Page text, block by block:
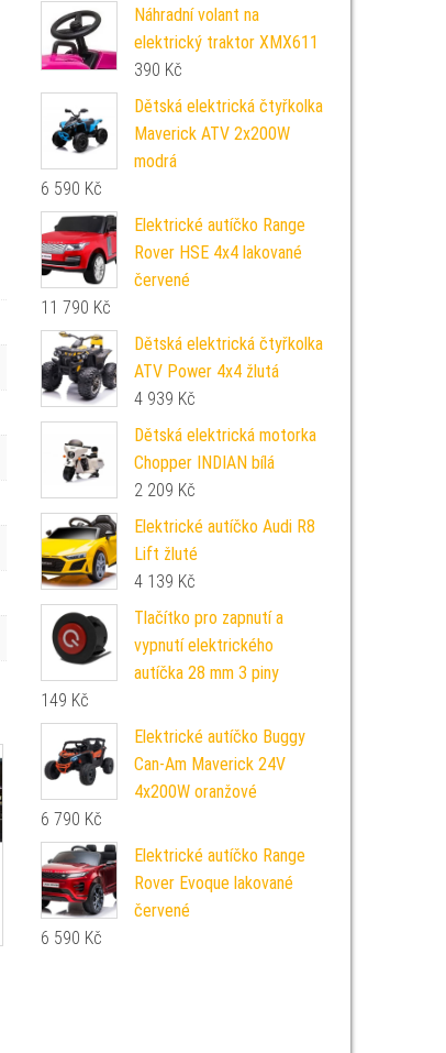
Náhradní volant na
elektrický traktor XMX611
390 Kč
Dětská elektrická čtyřkolka
Maverick ATV 2x200W
modrá
6 590 Kč
Elektrické autíčko Range
Rover HSE 4x4 lakované
červené
11 790 Kč
Dětská elektrická čtyřkolka
ATV Power 4x4 žlutá
4 939 Kč
Dětská elektrická motorka
Chopper INDIAN bílá
2 209 Kč
Elektrické autíčko Audi R8
Lift žluté
4 139 Kč
Tlačítko pro zapnutí a
vypnutí elektrického
autíčka 28 mm 3 piny
149 Kč
Elektrické autíčko Buggy
Can-Am Maverick 24V
4x200W oranžové
6 790 Kč
Elektrické autíčko Range
Rover Evoque lakované
červené
6 590 Kč